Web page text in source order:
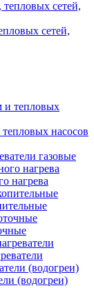
сетей,
насосов
газовые
нагрева
(водогреи)